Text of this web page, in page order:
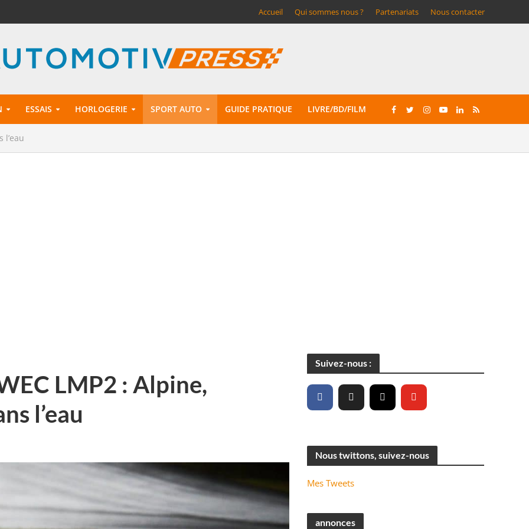
Accueil Qui sommes nous ? Partenariats Nous contacter
ESSAIS HORLOGERIE SPORT AUTO GUIDE PRATIQUE LIVRE/BD/FILM
l’eau
LMP2 : Alpine,
l’eau
Suivez-nous :
Nous twittons, suivez-nous
Mes Tweets
annonces